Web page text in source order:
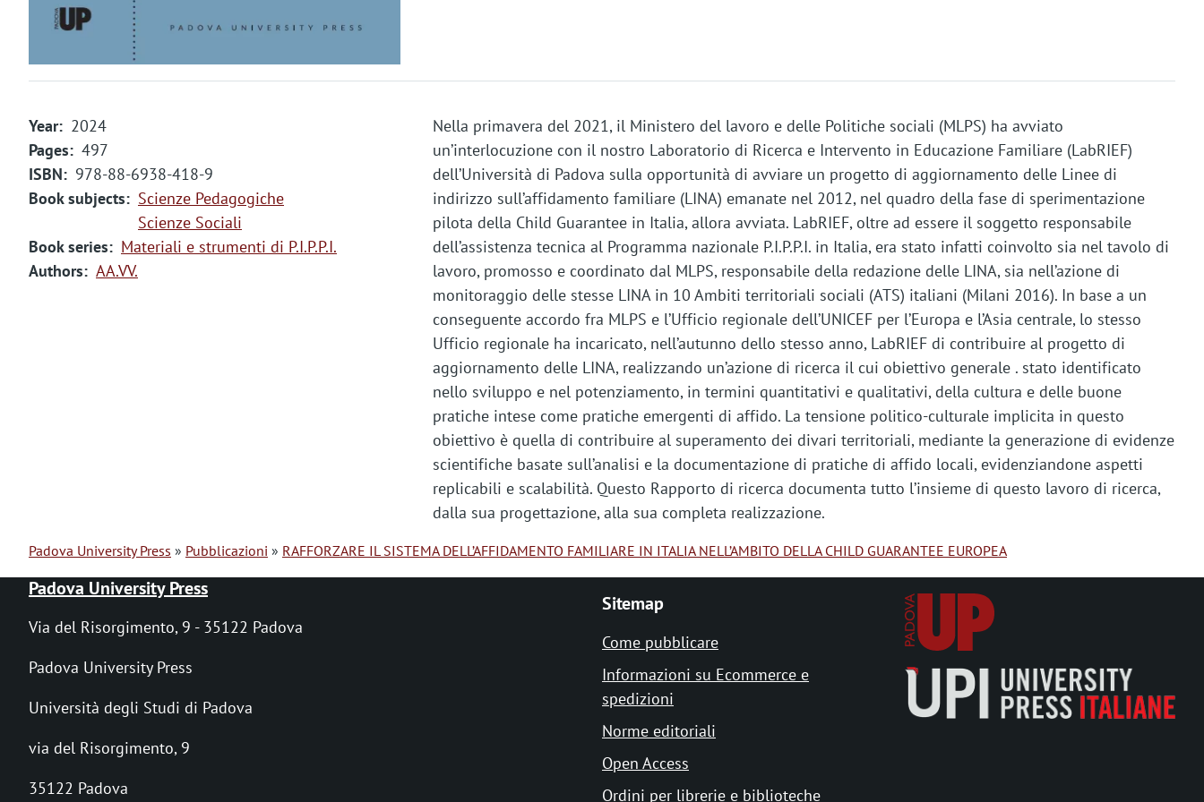
m
n
t
o
Year
2024
Pages
497
ISBN
978-88-6938-418-9
Book subjects
Scienze Pedagogiche
Scienze Sociali
Book series
Materiali e strumenti di P.I.P.P.I.
Authors
AA.VV.
Nella primavera del 2021, il Ministero del lavoro e delle Politiche sociali (MLPS) ha avviato
un’interlocuzione con il nostro Laboratorio di Ricerca e Intervento in Educazione Familiare (LabRIEF)
dell’Università di Padova sulla opportunità di avviare un progetto di aggiornamento delle Linee di
indirizzo sull’affidamento familiare (LINA) emanate nel 2012, nel quadro della fase di sperimentazione
pilota della Child Guarantee in Italia, allora avviata. LabRIEF, oltre ad essere il soggetto responsabile
dell’assistenza tecnica al Programma nazionale P.I.P.P.I. in Italia, era stato infatti coinvolto sia nel tavolo di
lavoro, promosso e coordinato dal MLPS, responsabile della redazione delle LINA, sia nell’azione di
monitoraggio delle stesse LINA in 10 Ambiti territoriali sociali (ATS) italiani (Milani 2016). In base a un
conseguente accordo fra MLPS e l’Ufficio regionale dell’UNICEF per l’Europa e l’Asia centrale, lo stesso
Ufficio regionale ha incaricato, nell’autunno dello stesso anno, LabRIEF di contribuire al progetto di
aggiornamento delle LINA, realizzando un’azione di ricerca il cui obiettivo generale . stato identificato
nello sviluppo e nel potenziamento, in termini quantitativi e qualitativi, della cultura e delle buone
pratiche intese come pratiche emergenti di affido. La tensione politico-culturale implicita in questo
obiettivo è quella di contribuire al superamento dei divari territoriali, mediante la generazione di evidenze
scientifiche basate sull’analisi e la documentazione di pratiche di affido locali, evidenziandone aspetti
replicabili e scalabilità. Questo Rapporto di ricerca documenta tutto l’insieme di questo lavoro di ricerca,
dalla sua progettazione, alla sua completa realizzazione.
B
r
i
o
l
Padova University Press Pubblicazioni RAFFORZARE IL SISTEMA DELL’AFFIDAMENTO FAMILIARE IN ITALIA NELL’AMBITO DELLA CHILD GUARANTEE EUROPEA
Padova University Press
Via del Risorgimento, 9 - 35122 Padova
Padova University Press
Università degli Studi di Padova
via del Risorgimento, 9
35122 Padova
Sitemap
Come pubblicare
Informazioni su Ecommerce e
spedizioni
Norme editoriali
Open Access
Ordini per librerie e biblioteche